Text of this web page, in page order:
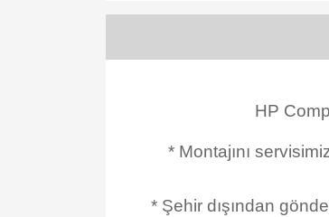
HP
* Montajını
* Şehir dışından